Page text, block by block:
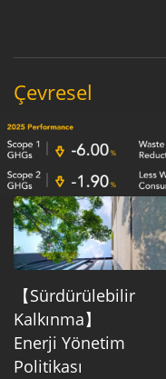
Çevresel
【Sürdürülebilir
Kalkınma】
Enerji Yönetim
Politikası